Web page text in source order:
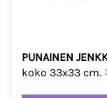
koko 33x33 cm.